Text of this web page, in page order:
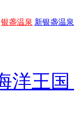
银盏温泉 新银盏温泉
洋王